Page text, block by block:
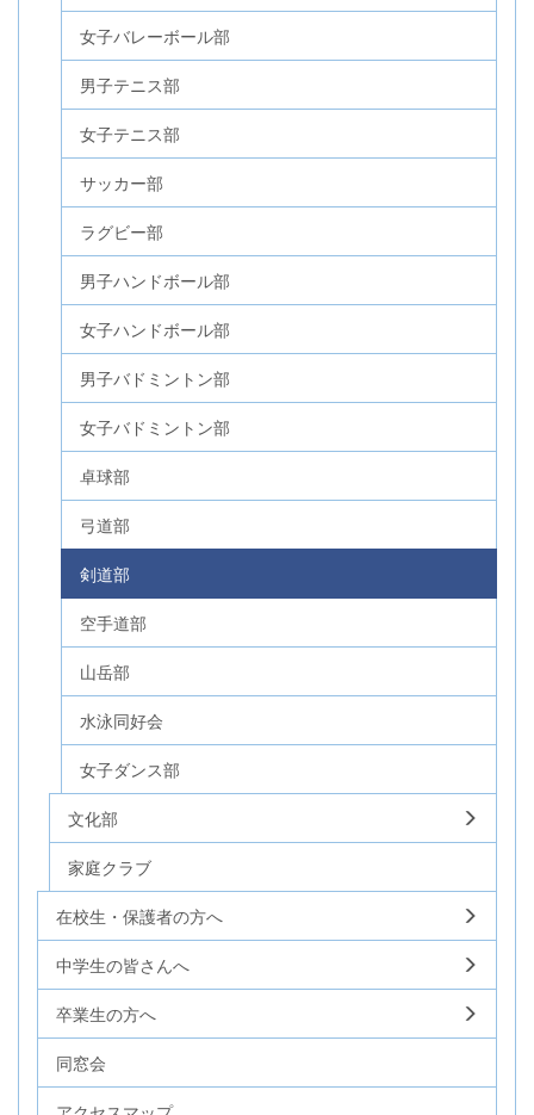
女子バレーボール部
男子テニス部
女子テニス部
サッカー部
ラグビー部
男子ハンドボール部
女子ハンドボール部
男子バドミントン部
女子バドミントン部
卓球部
弓道部
剣道部
空手道部
山岳部
水泳同好会
女子ダンス部
文化部
家庭クラブ
在校生・保護者の方へ
中学生の皆さんへ
卒業生の方へ
同窓会